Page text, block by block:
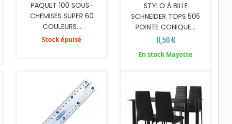
PAQUET 100 SOUS-
CHEMISES SUPER 60
COULEURS...
Stock épuisé
STYLO À BILLE
SCHNEIDER TOPS 505
POINTE CONIQUE...
0,50 €
En stock Mayotte
AJOUTER AU PANIER